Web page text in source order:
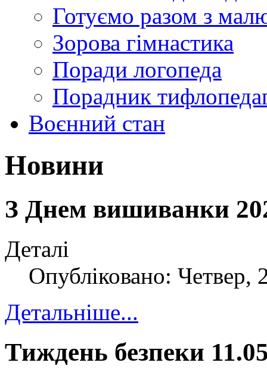
Готуємо разом з
Зорова гімнастика
Поради логопеда
Порадник
Воєнний стан
Новини
З Днем вишиванки
Деталі
Опубліковано: Четвер,
Детальніше...
Тиждень безпеки